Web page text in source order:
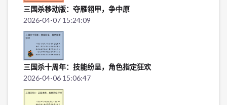
三国杀移动版：夺雁翎甲，争中原
2026-04-07 15:24:09
三国杀十周年：技能纷呈，角色指定狂欢
2026-04-06 15:06:47